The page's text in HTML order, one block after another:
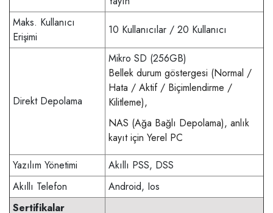
Maks. Kullanıcı
Erişimi
10 Kullanıcılar / 20 Kullanıcı
Direkt Depolama
Mikro SD (256GB)
Bellek durum göstergesi (Normal /
Hata / Aktif / Biçimlendirme /
Kilitleme),
NAS (Ağa Bağlı Depolama), anlık
kayıt için Yerel PC
Yazılım Yönetimi
Akıllı PSS, DSS
Akıllı Telefon
Android, Ios
Sertifikalar